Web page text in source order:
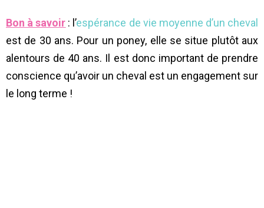
Bon à savoir : l’espérance de vie moyenne d’un cheval
est de 30 ans. Pour un poney, elle se situe plutôt aux
alentours de 40 ans. Il est donc important de prendre
conscience qu’avoir un cheval est un engagement sur
le long terme !